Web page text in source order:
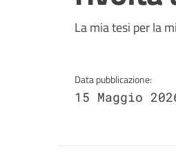
Dettagli
La mia tesi per la
Data pubblicazione:
15 Maggio